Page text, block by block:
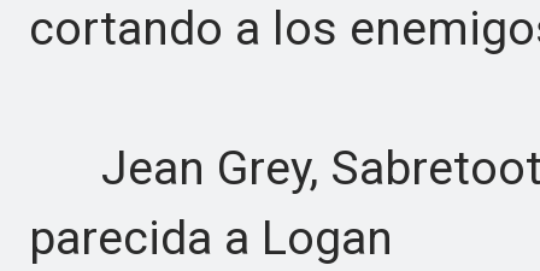
cortando a los
Jean Grey,
parecida a Logan